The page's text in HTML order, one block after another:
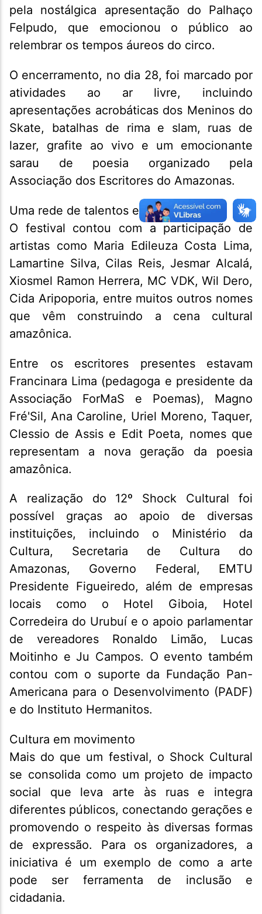
pela nostálgica apresentação do Palhaço
Felpudo, que emocionou o público ao
relembrar os tempos áureos do circo.
O encerramento, no dia 28, foi marcado por
atividades ao ar livre, incluindo
apresentações acrobáticas dos Meninos do
Skate, batalhas de rima e slam, ruas de
lazer, grafite ao vivo e um emocionante
sarau de poesia organizado pela
Associação dos Escritores do Amazonas.
Uma rede de talentos e apoiadores
O festival contou com a participação de
artistas como Maria Edileuza Costa Lima,
Lamartine Silva, Cilas Reis, Jesmar Alcalá,
Xiosmel Ramon Herrera, MC VDK, Wil Dero,
Cida Aripoporia, entre muitos outros nomes
que vêm construindo a cena cultural
amazônica.
Entre os escritores presentes estavam
Francinara Lima (pedagoga e presidente da
Associação ForMaS e Poemas), Magno
Fré'Sil, Ana Caroline, Uriel Moreno, Taquer,
Clessio de Assis e Edit Poeta, nomes que
representam a nova geração da poesia
amazônica.
A realização do 12º Shock Cultural foi
possível graças ao apoio de diversas
instituições, incluindo o Ministério da
Cultura, Secretaria de Cultura do
Amazonas, Governo Federal, EMTU
Presidente Figueiredo, além de empresas
locais como o Hotel Giboia, Hotel
Corredeira do Urubuí e o apoio parlamentar
de vereadores Ronaldo Limão, Lucas
Moitinho e Ju Campos. O evento também
contou com o suporte da Fundação Pan-
Americana para o Desenvolvimento (PADF)
e do Instituto Hermanitos.
Cultura em movimento
Mais do que um festival, o Shock Cultural
se consolida como um projeto de impacto
social que leva arte às ruas e integra
diferentes públicos, conectando gerações e
promovendo o respeito às diversas formas
de expressão. Para os organizadores, a
iniciativa é um exemplo de como a arte
pode ser ferramenta de inclusão e
cidadania.